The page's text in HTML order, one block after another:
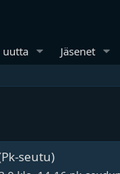
uutta Jäsenet
seutu)